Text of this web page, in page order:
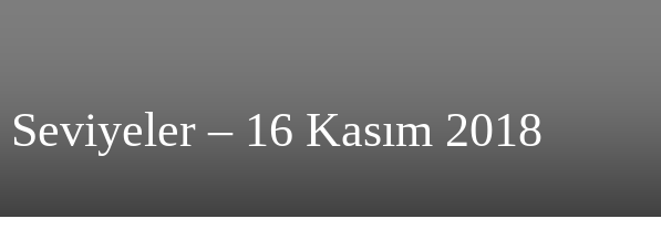
– 16 Kasım 2018